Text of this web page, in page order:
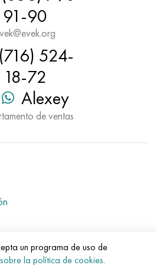
91-90
524-
18-72
Alexey
de ventas
un programa de uso de
la política de cookies.
46s20